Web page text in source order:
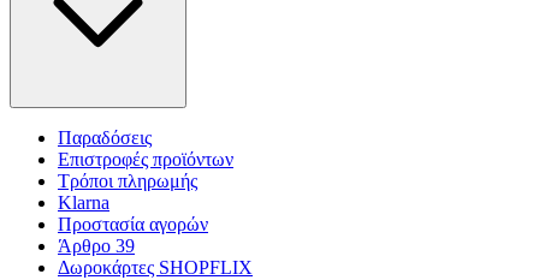
Παραδόσεις
Επιστροφές προϊόντων
Τρόποι πληρωμής
Klarna
Προστασία αγορών
Άρθρο 39
Δωροκάρτες SHOPFLIX